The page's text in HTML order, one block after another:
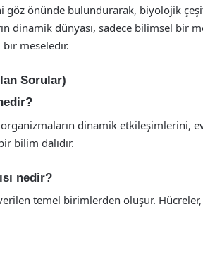
göz önünde bulundurarak, biyolojik
dinamik dünyası, sadece bilimsel bir
meseledir.
Sorular)
dinamik etkileşimlerini,
bilim dalıdır.
nedir?
verilen temel birimlerden oluşur.